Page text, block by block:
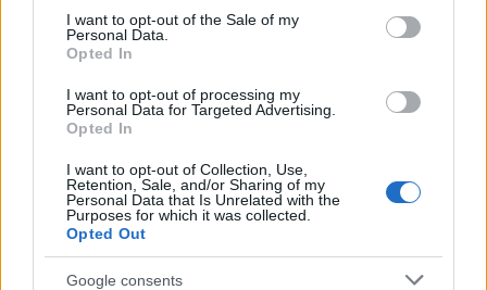
consent section.
I want to opt-out of the Sale of my
Personal Data.
Opted In
I want to opt-out of processing my
Personal Data for Targeted Advertising.
Opted In
I want to opt-out of Collection, Use,
Retention, Sale, and/or Sharing of my
Personal Data that Is Unrelated with the
Purposes for which it was collected.
Opted Out
Google consents
Πιο δημοφιλή
Κωνσταντίνος Αργυρός και Αλεξάνδρα
Νίκα κάνουν διακοπές με πολυτελές γιοτ
με τα δύο παιδιά τους
Η Άννα Βίσση ξετρελάθηκε με μπάντα που
έπαιζε Τσιτσάνη στο Φισκάρδο και τους
πρότεινε συνεργασία